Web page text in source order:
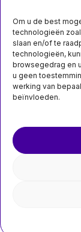
Om u de best
technologieën
slaan en/of te
technologieën,
browsegedrag en
u geen
werking van
beïnvloeden.
Opinies
Politiek
Sport